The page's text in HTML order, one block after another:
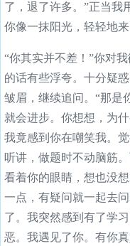
了，退了许多。”正当我
你像一抹阳光，轻轻地来
“你其实并不差！”你对
的话有些浮夸。十分疑
皱眉，继续追问。“那是
就会进步。你想想，为
我竟感到你在嘲笑我。
听讲，做题时不动脑筋
看着你的眼睛，想也没
一点，有疑问就一起去
了。我突然感到有了学
恶。我遇见了你。有你真